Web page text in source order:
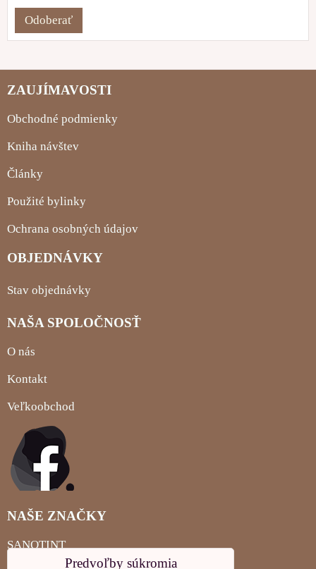
Odoberať
ZAUJÍMAVOSTI
Obchodné podmienky
Kniha návštev
Články
Použité bylinky
Ochrana osobných údajov
OBJEDNÁVKY
Stav objednávky
NAŠA SPOLOČNOSŤ
O nás
Kontakt
Veľkoobchod
NAŠE ZNAČKY
SANOTINT
Predvoľby súkromia